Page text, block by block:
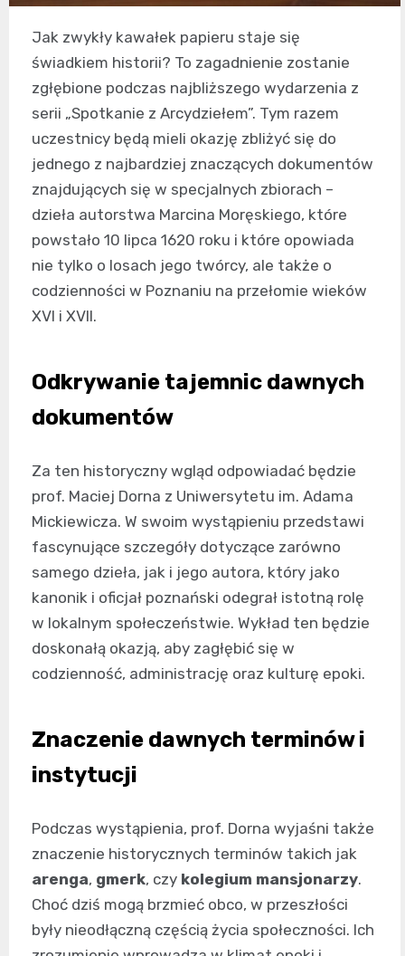
Jak zwykły kawałek papieru staje się
świadkiem historii? To zagadnienie zostanie
zgłębione podczas najbliższego wydarzenia z
serii „Spotkanie z Arcydziełem”. Tym razem
uczestnicy będą mieli okazję zbliżyć się do
jednego z najbardziej znaczących dokumentów
znajdujących się w specjalnych zbiorach –
dzieła autorstwa Marcina Moręskiego, które
powstało 10 lipca 1620 roku i które opowiada
nie tylko o losach jego twórcy, ale także o
codzienności w Poznaniu na przełomie wieków
XVI i XVII.
Odkrywanie tajemnic dawnych
dokumentów
Za ten historyczny wgląd odpowiadać będzie
prof. Maciej Dorna z Uniwersytetu im. Adama
Mickiewicza. W swoim wystąpieniu przedstawi
fascynujące szczegóły dotyczące zarówno
samego dzieła, jak i jego autora, który jako
kanonik i oficjał poznański odegrał istotną rolę
w lokalnym społeczeństwie. Wykład ten będzie
doskonałą okazją, aby zagłębić się w
codzienność, administrację oraz kulturę epoki.
Znaczenie dawnych terminów i
instytucji
Podczas wystąpienia, prof. Dorna wyjaśni także
znaczenie historycznych terminów takich jak
arenga, gmerk, czy kolegium mansjonarzy.
Choć dziś mogą brzmieć obco, w przeszłości
były nieodłączną częścią życia społeczności. Ich